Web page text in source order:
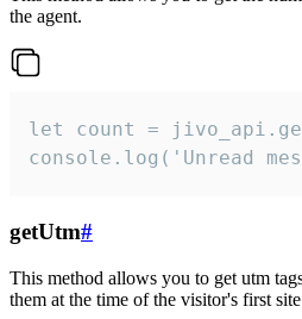
the agent.
let count =
console.log('Unread
getUtm#
This method allows you to get utm
them at the time of the visitor's first